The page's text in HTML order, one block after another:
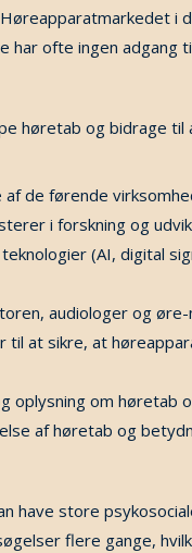
ofte ingen adgang
høretab og bidrage
af de førende
i forskning og
(AI, digital
audiologer og
at sikre, at
oplysning om høretab
af høretab og
have store
flere gange,